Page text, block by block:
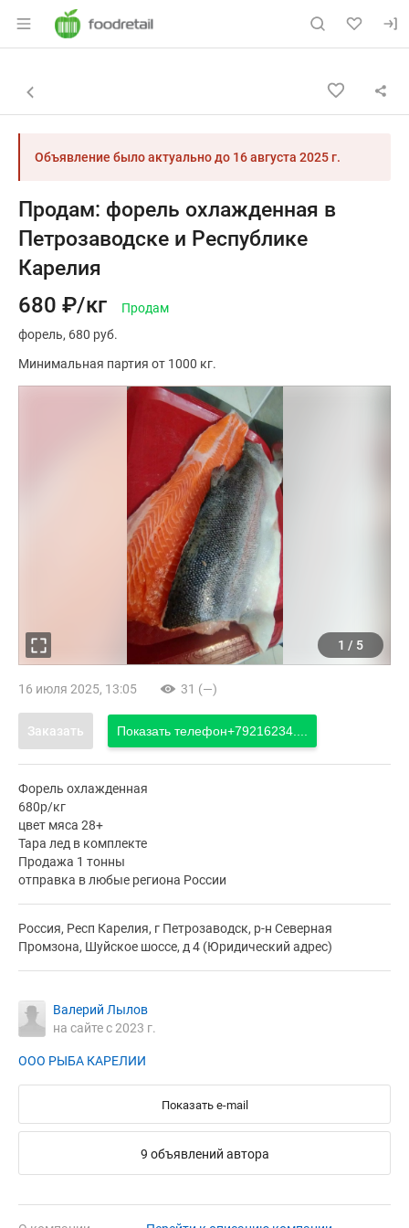
Раздел навигации по сайту
Объявление: Продам: форель
Навигация и управление объявлением
Назад к списку объявлений
Объявление было актуально до 16 августа 2025 г.
Продам: форель охлажденная в
Петрозаводске и Республике
Карелия
680 ₽/кг
Продам
форель 680 руб.
Минимальная партия от 1000 кг.
1 / 5
16 июля 2025, 13:05 31 (—)
Заказать Показать телефон+79216234....
Форель охлажденная
680р/кг
цвет мяса 28+
Тара лед в комплекте
Продажа 1 тонны
отправка в любые региона России
Россия, Респ Карелия, г Петрозаводск, р-н Северная
Промзона, Шуйское шоссе, д 4 (Юридический адрес)
Валерий Лылов
на сайте с 2023 г.
ООО РЫБА КАРЕЛИИ
Показать e-mail
9 объявлений автора